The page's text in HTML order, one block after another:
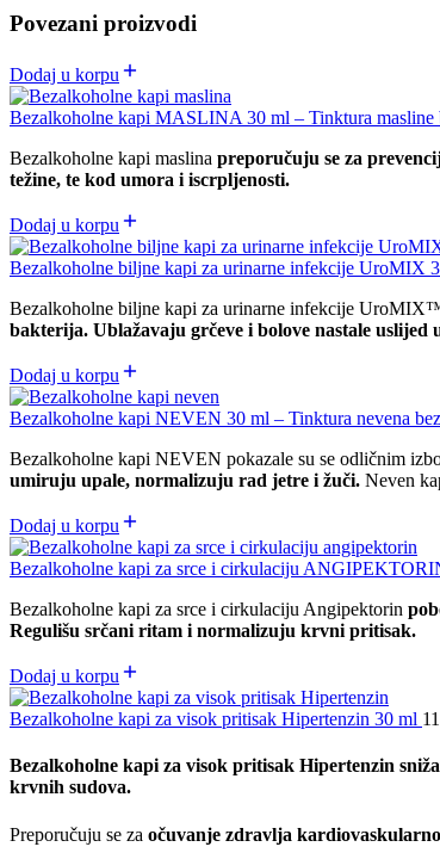
Povezani proizvodi
Dodaj u korpu
Bezalkoholne kapi MASLINA 30 ml – Tinktura masline
Bezalkoholne kapi maslina preporučuju se za
težine, te kod umora i iscrpljenosti.
Dodaj u korpu
Bezalkoholne biljne kapi za urinarne infekcije UroMIX
Bezalkoholne biljne kapi za urinarne infekcije
bakterija. Ublažavaju grčeve i bolove nastale uslijed
Dodaj u korpu
Bezalkoholne kapi NEVEN 30 ml – Tinktura nevena
Bezalkoholne kapi NEVEN pokazale su se odličnim
umiruju upale, normalizuju rad jetre i žuči. Neven
Dodaj u korpu
Bezalkoholne kapi za srce i cirkulaciju
Bezalkoholne kapi za srce i cirkulaciju Angipektorin
Regulišu srčani ritam i normalizuju krvni pritisak.
Dodaj u korpu
Bezalkoholne kapi za visok pritisak Hipertenzin 30 ml
Bezalkoholne kapi za visok pritisak Hipertenzin
krvnih sudova.
Preporučuju se za očuvanje zdravlja